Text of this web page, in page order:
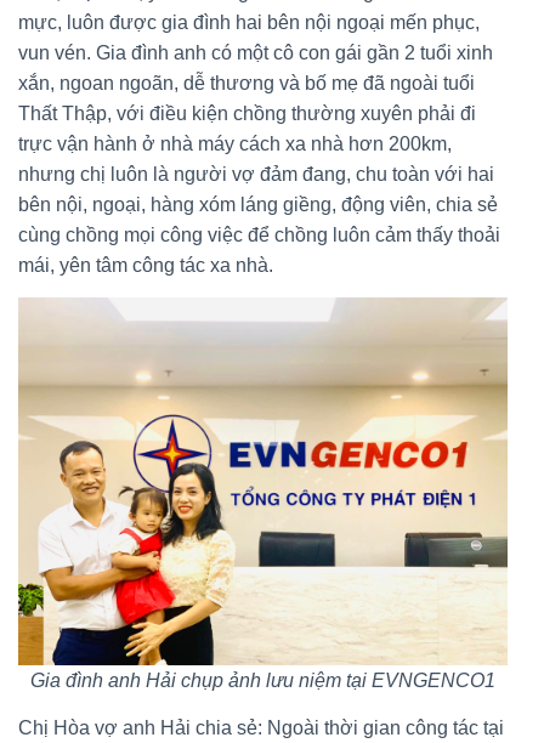
mực, luôn được gia đình hai bên nội ngoại mến phục,
vun vén. Gia đình anh có một cô con gái gần 2 tuổi xinh
xắn, ngoan ngoãn, dễ thương và bố mẹ đã ngoài tuổi
Thất Thập, với điều kiện chồng thường xuyên phải đi
trực vận hành ở nhà máy cách xa nhà hơn 200km,
nhưng chị luôn là người vợ đảm đang, chu toàn với hai
bên nội, ngoại, hàng xóm láng giềng, động viên, chia sẻ
cùng chồng mọi công việc để chồng luôn cảm thấy thoải
mái, yên tâm công tác xa nhà.
Gia đình anh Hải chụp ảnh lưu niệm tại EVNGENCO1
Chị Hòa vợ anh Hải chia sẻ: Ngoài thời gian công tác tại